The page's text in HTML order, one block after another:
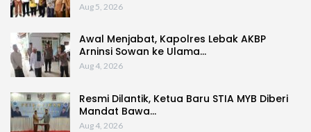
Aug 5, 2026
Awal Menjabat, Kapolres Lebak AKBP
Arninsi Sowan ke Ulama…
Aug 4, 2026
Resmi Dilantik, Ketua Baru STIA MYB Diberi
Mandat Bawa…
Aug 4, 2026